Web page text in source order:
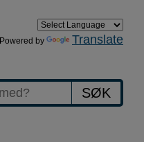
Powered by Translate
SØK